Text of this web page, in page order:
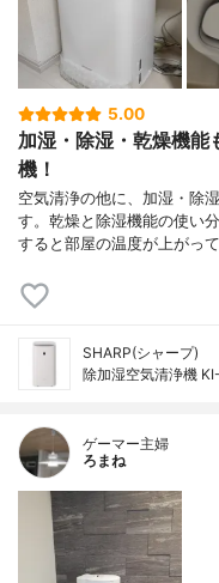
5.00
加湿・除湿・乾燥機能
機！
空気清浄の他に、加湿・除
す。乾燥と除湿機能の使い
すると部屋の温度が上がっ
SHARP(シャープ)
除加湿空気清浄機
ゲーマー主婦
ろまね